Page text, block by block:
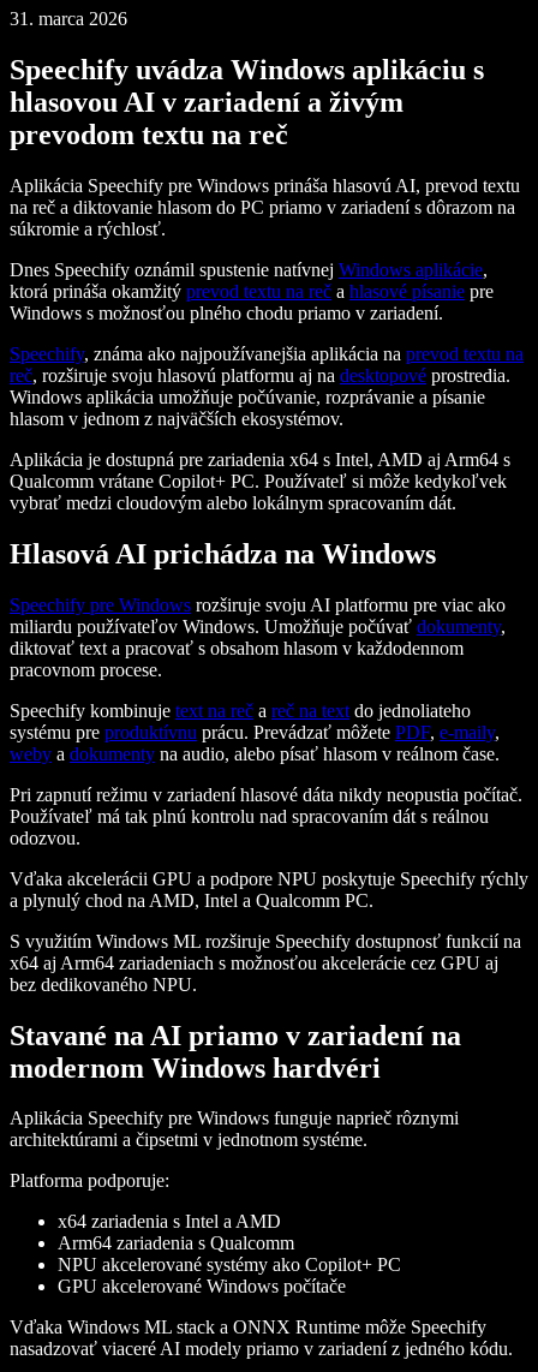
31. marca 2026
Speechify uvádza Windows aplikáciu s
hlasovou AI v zariadení a živým
prevodom textu na reč
Aplikácia Speechify pre Windows prináša hlasovú AI, prevod textu
na reč a diktovanie hlasom do PC priamo v zariadení s dôrazom na
súkromie a rýchlosť.
Dnes Speechify oznámil spustenie natívnej Windows aplikácie,
ktorá prináša okamžitý prevod textu na reč a hlasové písanie pre
Windows s možnosťou plného chodu priamo v zariadení.
Speechify, známa ako najpoužívanejšia aplikácia na prevod textu na
reč, rozširuje svoju hlasovú platformu aj na desktopové prostredia.
Windows aplikácia umožňuje počúvanie, rozprávanie a písanie
hlasom v jednom z najväčších ekosystémov.
Aplikácia je dostupná pre zariadenia x64 s Intel, AMD aj Arm64 s
Qualcomm vrátane Copilot+ PC. Používateľ si môže kedykoľvek
vybrať medzi cloudovým alebo lokálnym spracovaním dát.
Hlasová AI prichádza na Windows
Speechify pre Windows rozširuje svoju AI platformu pre viac ako
miliardu používateľov Windows. Umožňuje počúvať dokumenty,
diktovať text a pracovať s obsahom hlasom v každodennom
pracovnom procese.
Speechify kombinuje text na reč a reč na text do jednoliateho
systému pre produktívnu prácu. Prevádzať môžete PDF, e-maily,
weby a dokumenty na audio, alebo písať hlasom v reálnom čase.
Pri zapnutí režimu v zariadení hlasové dáta nikdy neopustia počítač.
Používateľ má tak plnú kontrolu nad spracovaním dát s reálnou
odozvou.
Vďaka akcelerácii GPU a podpore NPU poskytuje Speechify rýchly
a plynulý chod na AMD, Intel a Qualcomm PC.
S využitím Windows ML rozširuje Speechify dostupnosť funkcií na
x64 aj Arm64 zariadeniach s možnosťou akcelerácie cez GPU aj
bez dedikovaného NPU.
Stavané na AI priamo v zariadení na
modernom Windows hardvéri
Aplikácia Speechify pre Windows funguje naprieč rôznymi
architektúrami a čipsetmi v jednotnom systéme.
Platforma podporuje:
x64 zariadenia s Intel a AMD
Arm64 zariadenia s Qualcomm
NPU akcelerované systémy ako Copilot+ PC
GPU akcelerované Windows počítače
Vďaka Windows ML stack a ONNX Runtime môže Speechify
nasadzovať viaceré AI modely priamo v zariadení z jedného kódu.